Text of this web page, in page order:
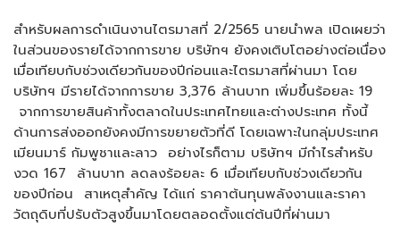
สำหรับผลการดำเนินงานไตรมาสที่ 2/2565 นายนำพล เปิดเผยว่า
ในส่วนของรายได้จากการขาย บริษัทฯ ยังคงเติบโตอย่างต่อเนื่อง
เมื่อเทียบกับช่วงเดียวกันของปีก่อนและไตรมาสที่ผ่านมา โดย
บริษัทฯ มีรายได้จากการขาย 3,376 ล้านบาท เพิ่มขึ้นร้อยละ 19
จากการขายสินค้าทั้งตลาดในประเทศไทยและต่างประเทศ ทั้งนี้
ด้านการส่งออกยังคงมีการขยายตัวที่ดี โดยเฉพาะในกลุ่มประเทศ
เมียนมาร์ กัมพูชาและลาว อย่างไรก็ตาม บริษัทฯ มีกำไรสำหรับ
งวด 167 ล้านบาท ลดลงร้อยละ 6 เมื่อเทียบกับช่วงเดียวกัน
ของปีก่อน สาเหตุสำคัญ ได้แก่ ราคาต้นทุนพลังงานและราคา
วัตถุดิบที่ปรับตัวสูงขึ้นมาโดยตลอดตั้งแต่ต้นปีที่ผ่านมา